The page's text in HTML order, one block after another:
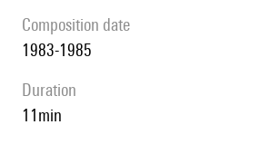
composition date
1983-1985
duration
11min